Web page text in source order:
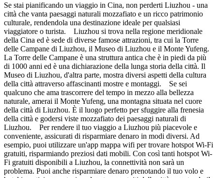
Se stai pianificando un viaggio in Cina, non perderti Liuzhou - una
città che vanta paesaggi naturali mozzafiato e un ricco patrimonio
culturale, rendendola una destinazione ideale per qualsiasi
viaggiatore o turista. Liuzhou si trova nella regione meridionale
della Cina ed è sede di diverse famose attrazioni, tra cui la Torre
delle Campane di Liuzhou, il Museo di Liuzhou e il Monte Yufeng.
La Torre delle Campane è una struttura antica che è in piedi da più
di 1000 anni ed è una dichiarazione della lunga storia della città. Il
Museo di Liuzhou, d'altra parte, mostra diversi aspetti della cultura
della città attraverso affascinanti mostre e montaggi. Se sei
qualcuno che ama trascorrere del tempo in mezzo alla bellezza
naturale, amerai il Monte Yufeng, una montagna situata nel cuore
della città di Liuzhou. È il luogo perfetto per sfuggire alla frenesia
della città e godersi viste mozzafiato dei paesaggi naturali di
Liuzhou. Per rendere il tuo viaggio a Liuzhou più piacevole e
conveniente, assicurati di risparmiare denaro in modi diversi. Ad
esempio, puoi utilizzare un'app mappa wifi per trovare hotspot Wi-Fi
gratuiti, risparmiando preziosi dati mobili. Con così tanti hotspot Wi-
Fi gratuiti disponibili a Liuzhou, la connettività non sarà un
problema. Puoi anche risparmiare denaro prenotando il tuo volo e